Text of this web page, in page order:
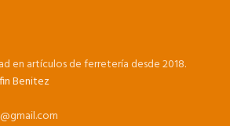
en artículos de ferretería desde 2018.
Benitez